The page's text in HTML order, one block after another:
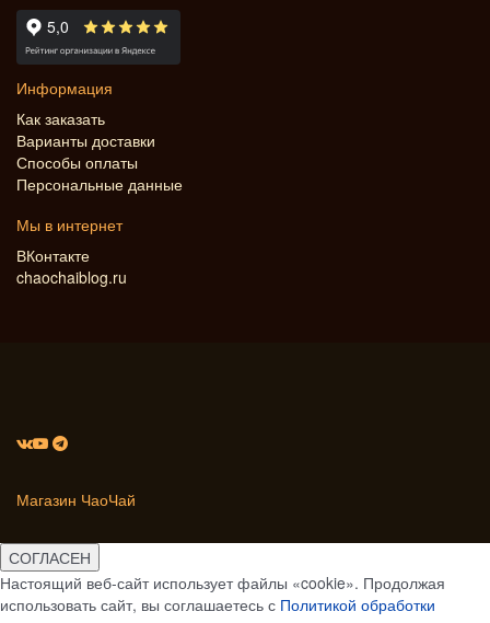
Информация
Как заказать
Варианты доставки
Способы оплаты
Персональные данные
Мы в интернет
ВКонтакте
chaochaiblog.ru
Магазин ЧаоЧай
СОГЛАСЕН
Настоящий веб-сайт использует файлы «cookie». Продолжая
использовать сайт, вы соглашаетесь с Политикой обработки